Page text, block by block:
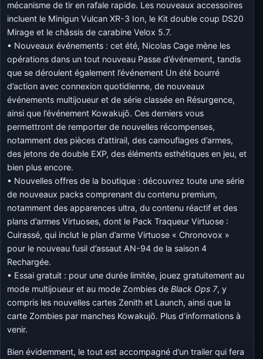
mécanisme de tir en rafale rapide. Les nouveaux accessoires
incluent le Minigun Vulcan XR-3 Ion, le Kit double coup DS20
Mirage et le châssis de carabine Velox 5.7.
• Nouveaux événements : cet été, Nicolas Cage mène les
opérations dans un tout nouveau Passe d’événement, tandis
que se déroulent également l’événement Un été bourré
d’action avec connexion quotidienne, de nouveaux
événements multijoueur et de série classée en Résurgence,
ainsi que l’événement Kowakujō. Ces derniers vous
permettront de remporter de nouvelles récompenses,
notamment des pièces d’attirail, des camouflages d’armes,
des jetons de double EXP, des éléments esthétiques en jeu, et
bien plus encore.
• Nouvelles offres de la boutique : découvrez toute une série
de nouveaux packs comprenant du contenu premium,
notamment des apparences ultra, du contenu réactif et des
plans d’armes Virtuoses, dont le Pack Traqueur Virtuose :
Cuirassé, qui inclut le plan d’arme Virtuose « Chronovox »
pour le nouveau fusil d’assaut AN-94 de la saison 4
Rechargée.
• Essai gratuit : pour une durée limitée, jouez gratuitement au
mode multijoueur et au mode Zombies deBlack Ops 7, y
compris les nouvelles cartes Zenith et Launch, ainsi que la
carte Zombies par manches Kowakujō. Plus d’informations à
venir.
Bien évidemment, le tout est accompagné d’un trailer qui fera